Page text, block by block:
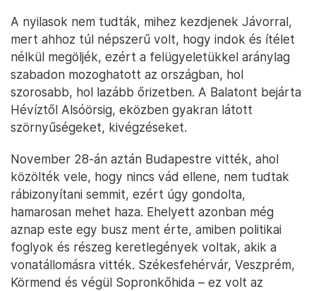
A nyilasok nem tudták, mihez kezdjenek Jávorral,
mert ahhoz túl népszerű volt, hogy indok és ítélet
nélkül megöljék, ezért a felügyeletükkel aránylag
szabadon mozoghatott az országban, hol
szorosabb, hol lazább őrizetben. A Balatont bejárta
Hévíztől Alsóörsig, eközben gyakran látott
szörnyűségeket, kivégzéseket.
November 28-án aztán Budapestre vitték, ahol
közölték vele, hogy nincs vád ellene, nem tudtak
rábizonyítani semmit, ezért úgy gondolta,
hamarosan mehet haza. Ehelyett azonban még
aznap este egy busz ment érte, amiben politikai
foglyok és részeg keretlegények voltak, akik a
vonatállomásra vitték. Székesfehérvár, Veszprém,
Körmend és végül Sopronkőhida – ez volt az